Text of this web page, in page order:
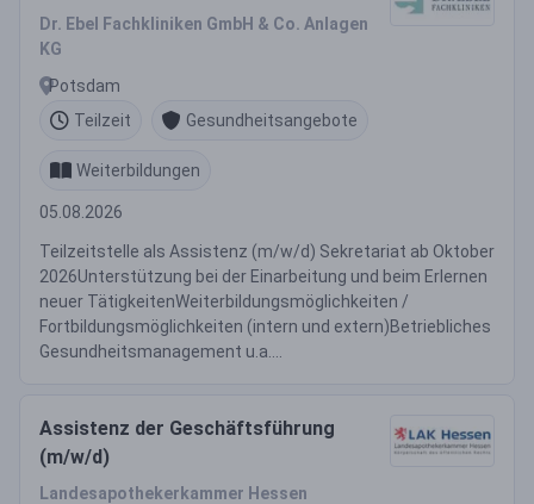
Dr. Ebel Fachkliniken GmbH & Co. Anlagen
KG
Potsdam
Teilzeit
Gesundheitsangebote
Weiterbildungen
05.08.2026
Teilzeitstelle als Assistenz (m/w/d) Sekretariat ab Oktober
2026Unterstützung bei der Einarbeitung und beim Erlernen
neuer TätigkeitenWeiterbildungsmöglichkeiten /
Fortbildungsmöglichkeiten (intern und extern)Betriebliches
Gesundheitsmanagement u.a....
Assistenz der Geschäftsführung
(m/w/d)
Landesapothekerkammer Hessen